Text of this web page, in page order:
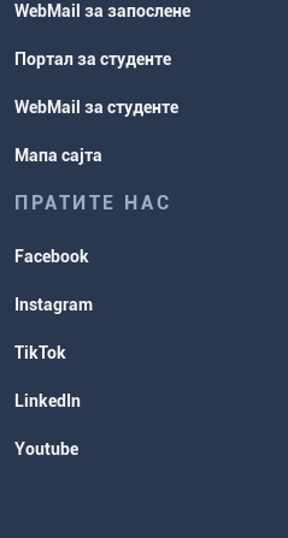
WebMail за запослене
Портал за студенте
WebMail за студенте
Мапа сајта
ПРАТИТЕ НАС
Facebook
Instagram
TikTok
LinkedIn
Youtube